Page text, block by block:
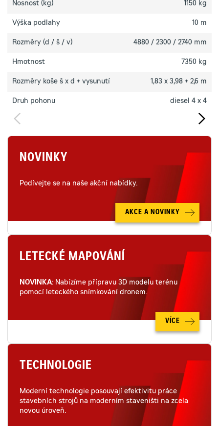
Nosnost (kg) 1150 kg
Výška podlahy 10 m
Rozměry (d / š / v) 4880 / 2300 / 2740 mm
Hmotnost 7350 kg
Rozměry koše š x d + vysunutí 1,83 x 3,98 + 2,6 m
Druh pohonu diesel 4 x 4
NOVINKY
Podívejte se na naše akční nabídky.
AKCE A NOVINKY
LETECKÉ MAPOVÁNÍ
NOVINKA: Nabízíme přípravu 3D modelu terénu
pomocí leteckého snímkování dronem.
VÍCE
TECHNOLOGIE
Moderní technologie posouvají efektivitu práce
stavebních strojů na moderním staveništi na zcela
novou úroveň.